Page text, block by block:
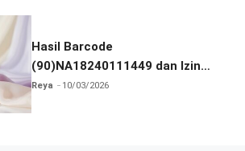
Hasil Barcode
(90)NA18240111449 dan Izin
BPOM
Reya 10/03/2026